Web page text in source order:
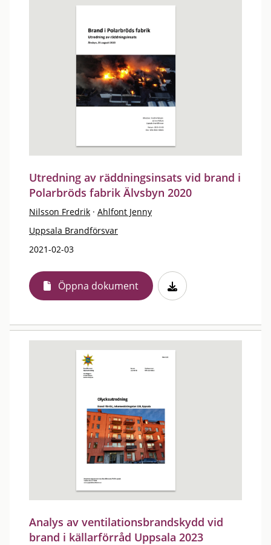
Utredning av räddningsinsats vid brand i
Polarbröds fabrik Älvsbyn 2020
Nilsson Fredrik · Ahlfont Jenny
Uppsala Brandförsvar
2021-02-03
Öppna dokument
Analys av ventilationsbrandskydd vid
brand i källarförråd Uppsala 2023